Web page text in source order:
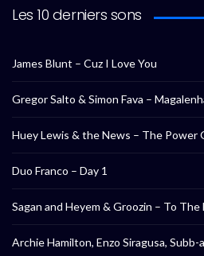
Les 10 derniers sons
James Blunt – Cuz I Love You
Gregor Salto & Simon Fava –
Huey Lewis & the News – The Power
Duo Franco – Day 1
Sagan and Heyem & Groozin – To The
Archie Hamilton, Enzo Siragusa, Subb-